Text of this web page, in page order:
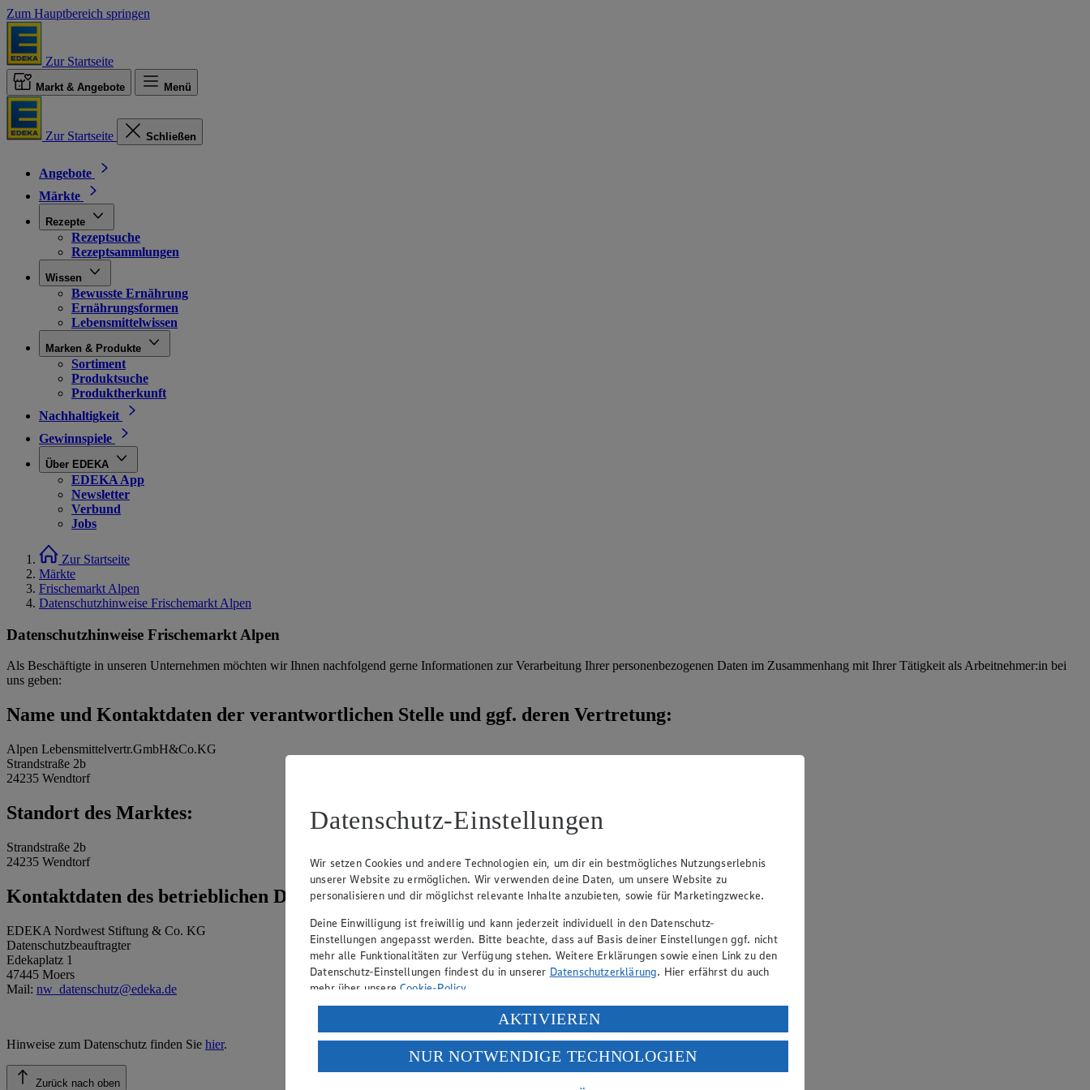
Zum Hauptbereich springen
Zur Startseite
Markt & Angebote Menü
Zur Startseite Schließen
Angebote
Märkte
Rezepte
Rezeptsuche
Rezeptsammlungen
Wissen
Bewusste Ernährung
Ernährungsformen
Lebensmittelwissen
Marken & Produkte
Sortiment
Produktsuche
Produktherkunft
Nachhaltigkeit
Gewinnspiele
Über EDEKA
EDEKA App
Newsletter
Verbund
Jobs
Zur Startseite
Märkte
Frischemarkt Alpen
Datenschutzhinweise Frischemarkt Alpen
Datenschutzhinweise Frischemarkt Alpen
Als Beschäftigte in unseren Unternehmen möchten wir Ihnen nachfolgend gerne Informationen zur Verarbeitung Ihrer personenbezogenen Daten im Zusammenhang mit Ihrer Tätigkeit als Arbeitnehmer:in bei
uns geben:
Name und Kontaktdaten der verantwortlichen Stelle und ggf. deren Vertretung:
Alpen Lebensmittelvertr.GmbH&Co.KG
Strandstraße 2b
24235 Wendtorf
Standort des Marktes:
Strandstraße 2b
24235 Wendtorf
Kontaktdaten des betrieblichen Datenschutzbeauftragten:
EDEKA Nordwest Stiftung & Co. KG
Datenschutzbeauftragter
Edekaplatz 1
47445 Moers
Mail: nw_datenschutz@edeka.de
Hinweise zum Datenschutz finden Sie hier.
Zurück nach oben
Datenschutz-Einstellungen
Wir setzen Cookies und andere Technologien ein, um dir ein bestmögliches Nutzungserlebnis
unserer Website zu ermöglichen. Wir verwenden deine Daten, um unsere Website zu
personalisieren und dir möglichst relevante Inhalte anzubieten, sowie für Marketingzwecke.
Deine Einwilligung ist freiwillig und kann jederzeit individuell in den Datenschutz-
Einstellungen angepasst werden. Bitte beachte, dass auf Basis deiner Einstellungen ggf. nicht
mehr alle Funktionalitäten zur Verfügung stehen. Weitere Erklärungen sowie einen Link zu den
Datenschutz-Einstellungen findest du in unserer Datenschutzerklärung. Hier erfährst du auch
mehr über unsereCookie-Policy.
Verarbeitung deiner personenbezogenen Daten in den USA durch Facebook und YouTube:
Wenn du auf „Aktivieren“ klickst, willigst du im Sinne des Art. 49 Abs. 1 Satz 1 lit. a) DSGVO
ein, dass deine Daten in den USA verarbeitet werden. Der EuGH sieht die USA als Land mit
einem nach europäischen Standards nicht angemessenen Datenschutzniveau an. Es besteht das
AKTIVIEREN
NUR NOTWENDIGE TECHNOLOGIEN